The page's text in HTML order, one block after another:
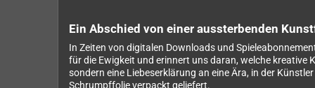
Ein Abschied von einer aussterbenden
In Zeiten von digitalen Downloads und
für die Ewigkeit und erinnert uns daran, welche kreative
sondern eine Liebeserklärung an eine Ära, in der